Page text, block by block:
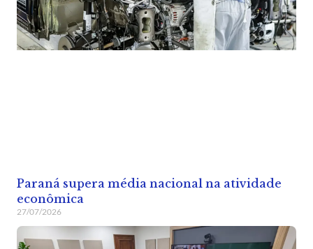
Paraná supera média nacional na atividade
econômica
27/07/2026